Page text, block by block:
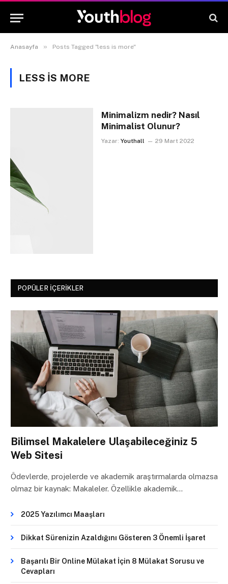
Anasayfa » Posts Tagged "less is more"
LESS IS MORE
Minimalizm nedir? Nasıl
Minimalist Olunur?
Yazar: Youthall 29 Mart 2022
POPÜLER İÇERIKLER
Bilimsel Makalelere Ulaşabileceğiniz 5
Web Sitesi
Ödevlerde, projelerde ve akademik araştırmalarda olmazsa
olmaz bir kaynak: Makaleler. Özellikle akademik…
2025 Yazılımcı Maaşları
Dikkat Sürenizin Azaldığını Gösteren 3 Önemli İşaret
Başarılı Bir Online Mülakat İçin 8 Mülakat Sorusu ve
Cevapları